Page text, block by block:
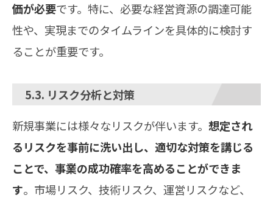
価が必要です。特に、必要な経営資源の調達可能
性や、実現までのタイムラインを具体的に検討す
ることが重要です。
5.3. リスク分析と対策
新規事業には様々なリスクが伴います。 想定され
るリスクを事前に洗い出し、適切な対策を講じる
ことで、事業の成功確率を高めることができま
す。市場リスク、技術リスク、運営リスクなど、